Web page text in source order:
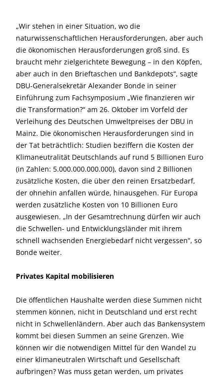
„Wir stehen in einer Situation, wo die
naturwissenschaftlichen Herausforderungen, aber auch
die ökonomischen Herausforderungen groß sind. Es
braucht mehr zielgerichtete Bewegung – in den Köpfen,
aber auch in den Brieftaschen und Bankdepots“, sagte
DBU-Generalsekretär Alexander Bonde in seiner
Einführung zum Fachsymposium „Wie finanzieren wir
die Transformation?“ am 26. Oktober im Vorfeld der
Verleihung des Deutschen Umweltpreises der DBU in
Mainz. Die ökonomischen Herausforderungen sind in
der Tat beträchtlich: Studien beziffern die Kosten der
Klimaneutralität Deutschlands auf rund 5 Billionen Euro
(in Zahlen: 5.000.000.000.000), davon sind 2 Billionen
zusätzliche Kosten, die über den reinen Ersatzbedarf,
der ohnehin anfallen würde, hinausgehen. Für Europa
werden zusätzliche Kosten von 10 Billionen Euro
ausgewiesen. „In der Gesamtrechnung dürfen wir auch
die Schwellen- und Entwicklungsländer mit ihrem
schnell wachsenden Energiebedarf nicht vergessen“, so
Bonde weiter.
Privates Kapital mobilisieren
Die öffentlichen Haushalte werden diese Summen nicht
stemmen können, nicht in Deutschland und erst recht
nicht in Schwellenländern. Aber auch das Bankensystem
kommt bei diesen Summen an seine Grenzen. Wie
können wir die notwendigen Mittel für den Wandel zu
einer klimaneutralen Wirtschaft und Gesellschaft
aufbringen? Was muss getan werden, um privates